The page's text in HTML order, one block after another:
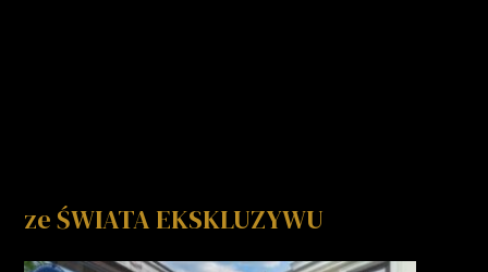
ze ŚWIATA EKSKLUZYWU